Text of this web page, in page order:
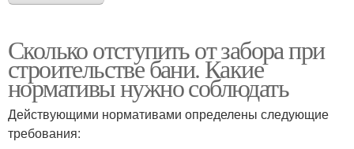
Сколько отступить от забора при
строительстве бани. Какие
нормативы нужно соблюдать
Действующими нормативами определены следующие
требования: